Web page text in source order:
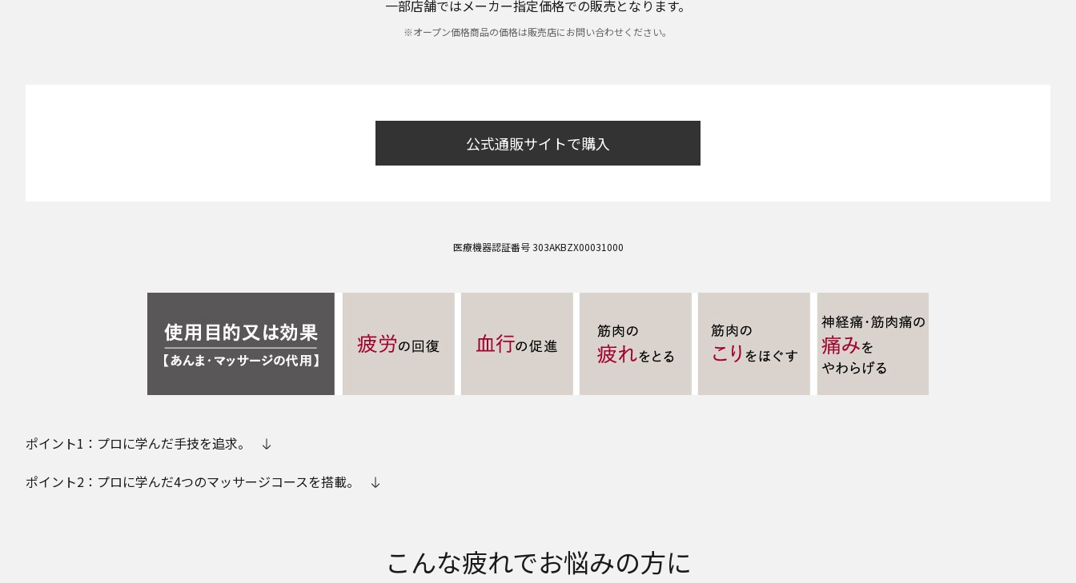
一部店舗ではメーカー指定価格での販売となります。
※オープン価格商品の価格は販売店にお問い合わせください。
公式通販サイトで購入
医療機器認証番号 303AKBZX00031000
ポイント1：プロに学んだ手技を追求。
ポイント2：プロに学んだ4つのマッサージコースを搭載。
こんな疲れでお悩みの方に